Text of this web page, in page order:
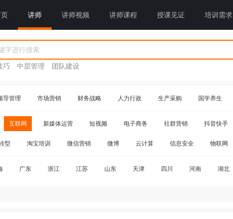
讲师 讲师视频 讲师课程 授课见证 培训需求
巧 中层管理 团队建设
导管理 市场营销 财务战略 人力行政 生产采购 国学养生
互联网 新媒体运营 短视频 电子商务 社群营销 抖音快手
型 淘宝培训 微信营销 微博 云计算 信息安全 物联网
广东 浙江 江苏 山东 天津 四川 河南 湖北